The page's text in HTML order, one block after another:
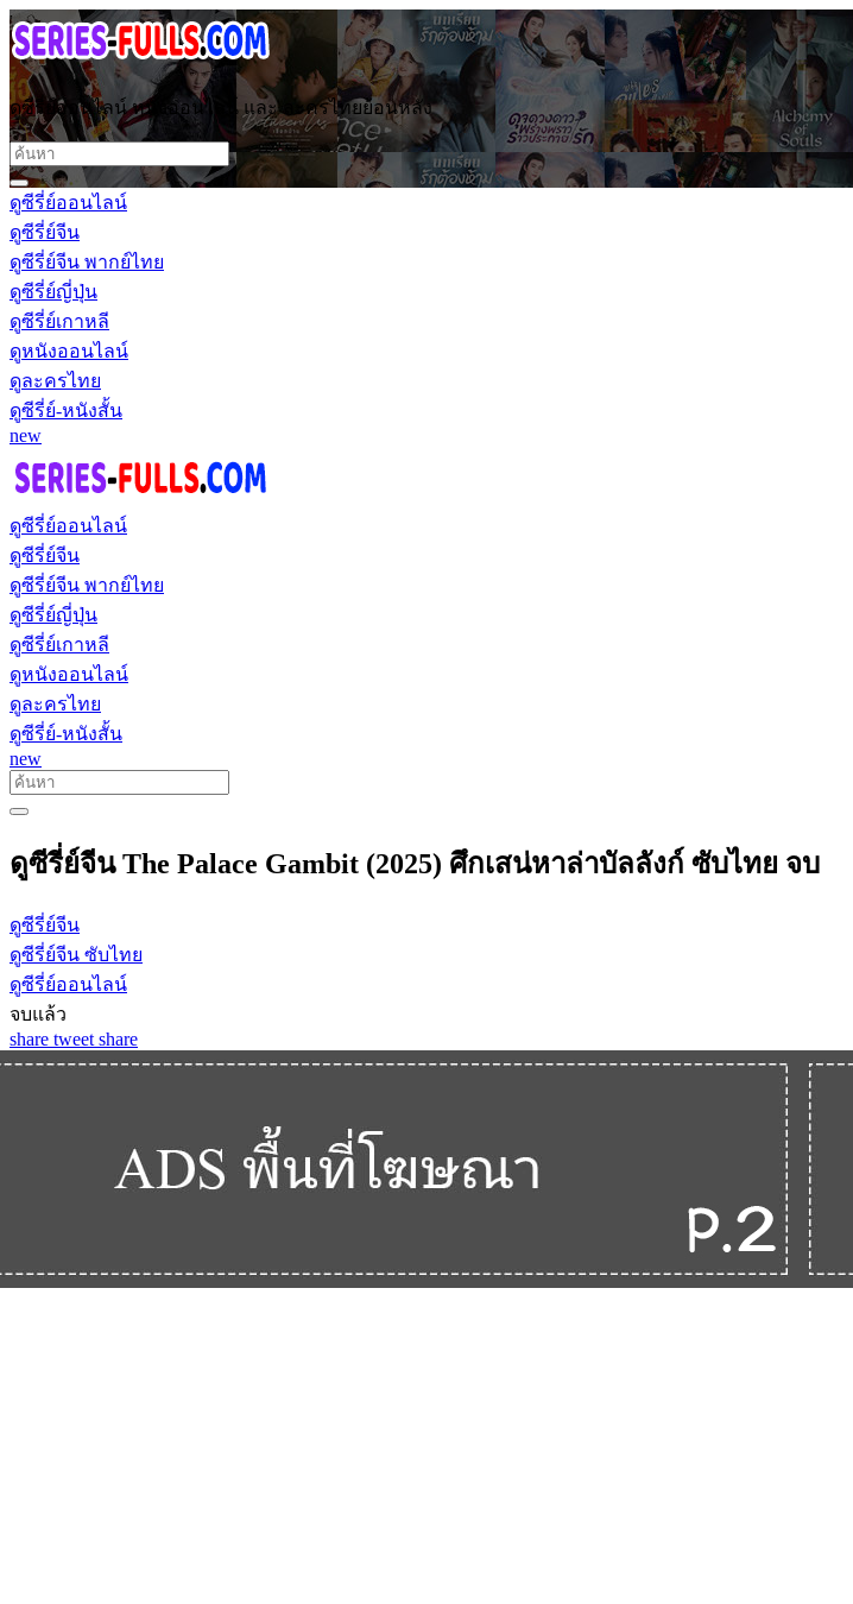
ดูซีรี่ย์ออนไลน์ หนังออนไลน์ และ ละครไทยย้อนหลัง
ดูซีรี่ย์ออนไลน์
ดูซีรี่ย์จีน
ดูซีรี่ย์จีน พากย์ไทย
ดูซีรี่ย์ญี่ปุ่น
ดูซีรี่ย์เกาหลี
ดูหนังออนไลน์
ดูละครไทย
ดูซีรี่ย์-หนังสั้น
new
ดูซีรี่ย์ออนไลน์
ดูซีรี่ย์จีน
ดูซีรี่ย์จีน พากย์ไทย
ดูซีรี่ย์ญี่ปุ่น
ดูซีรี่ย์เกาหลี
ดูหนังออนไลน์
ดูละครไทย
ดูซีรี่ย์-หนังสั้น
new
ดูซีรี่ย์จีน The Palace Gambit (2025) ศึกเสน่หาล่าบัลลังก์ ซับไทย จบ
ดูซีรี่ย์จีน
ดูซีรี่ย์จีน ซับไทย
ดูซีรี่ย์ออนไลน์
จบแล้ว
share tweet share